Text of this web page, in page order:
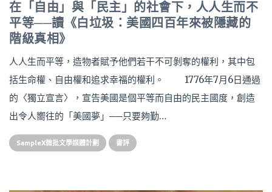
在「自由」與「民主」的社會下，人人生而不
平等──讀《白垃圾：美國四百年來被隱藏的
階級真相》
人人生而平等，造物者賦予他們若干不可剝奪的權利，其中包
括生命權、自由權和追求幸福的權利。 1776年7月6日通過
的〈獨立宣言〉，宣告美國是個平等而自由的民主國度，創造
出令人嚮往的「美國夢」──只要夠勤…
SampleX微批文學媒體計劃 書評